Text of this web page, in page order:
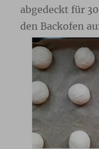
abgedeckt für
den Backofen